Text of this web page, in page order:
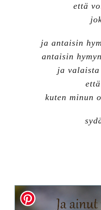
että
ja antaisin
antaisin
ja valaista
kuten minun